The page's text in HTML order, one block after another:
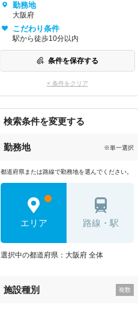
勤務地
大阪府
こだわり条件
駅から徒歩10分以内
条件を保存する
× 条件をクリア
検索条件を変更する
勤務地 ※単一選択
都道府県または路線で勤務地を選んでください。
エリア 路線・駅
選択中の都道府県：大阪府 全体
施設種別